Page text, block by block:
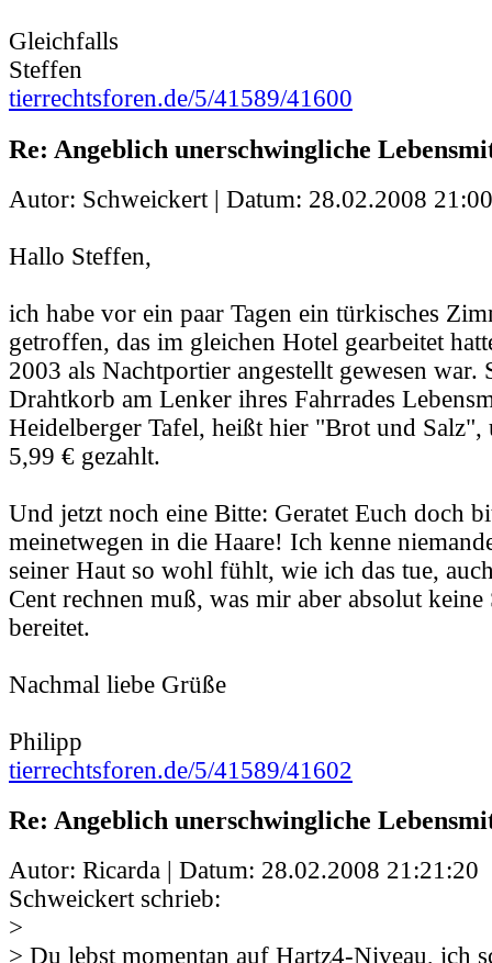
Gleichfalls
Steffen
tierrechtsforen.de/5/41589/41600
Re: Angeblich unerschwingliche
Autor: Schweickert | Datum: 28.02.2008
Hallo Steffen,
ich habe vor ein paar Tagen ein türkisches
getroffen, das im gleichen Hotel gearbeitet
2003 als Nachtportier angestellt gewesen war.
Drahtkorb am Lenker ihres Fahrrades
Heidelberger Tafel, heißt hier "Brot und Salz",
5,99 € gezahlt.
Und jetzt noch eine Bitte: Geratet Euch doch
meinetwegen in die Haare! Ich kenne
seiner Haut so wohl fühlt, wie ich das tue,
Cent rechnen muß, was mir aber absolut
bereitet.
Nachmal liebe Grüße
Philipp
tierrechtsforen.de/5/41589/41602
Re: Angeblich unerschwingliche
Autor: Ricarda | Datum: 28.02.2008 21:21:20
Schweickert schrieb:
>
> Du lebst momentan auf Hartz4-Niveau, ich